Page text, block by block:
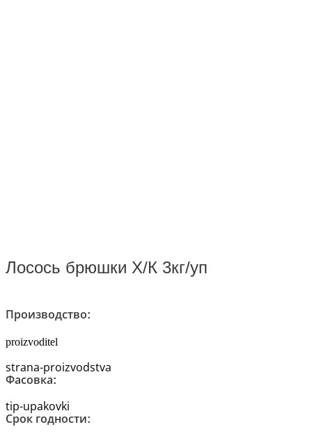
Лосось брюшки Х/К 3кг/уп
Производство:
proizvoditel
strana-proizvodstva
Фасовка:
tip-upakovki
Срок годности: